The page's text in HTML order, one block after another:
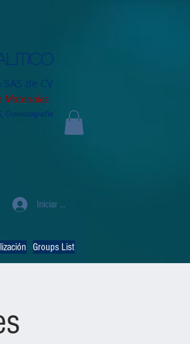
de CV
Materiales.
Cromatografia
Iniciar sesión
Groups List